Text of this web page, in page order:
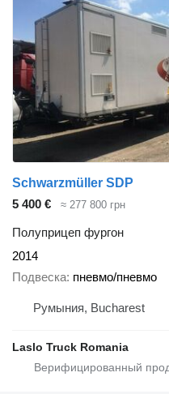
Schwarzmüller SDP
5 400 €
≈ 277 800 грн
Полуприцеп фургон
2014
Подвеска пневмо/пневмо
Румыния, Bucharest
Laslo Truck Romania